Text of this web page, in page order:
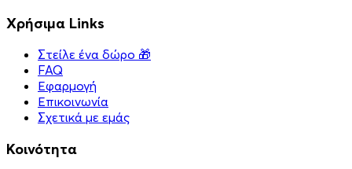
Χρήσιμα Links
Στείλε ένα δώρο 🎁
FAQ
Εφαρμογή
Επικοινωνία
Σχετικά με εμάς
Κοινότητα